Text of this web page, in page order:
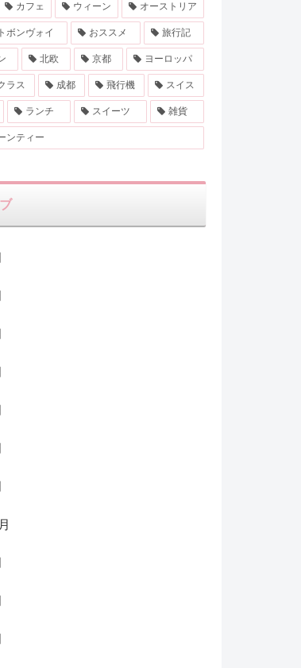
カフェ ウィーン オーストリア
ボンヴォイ おススメ 旅行記
北欧 京都 ヨーロッパ
ラス 成都 飛行機 スイス
ランチ スイーツ 雑貨
ンティー